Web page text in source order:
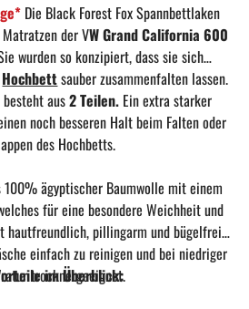
Die Black Forest Fox Spannbettlaken
der VW Grand California 600
wurden so konzipiert, dass sie sich
Hochbettsauber zusammenfalten lassen.
besteht aus2 Teilen. Ein extra starker
noch besseren Halt beim Falten oder
des Hochbetts.
ägyptischer Baumwolle mit einem
für eine besondere Weichheit und
hautfreundlich, pillingarm und bügelfrei,
einfach zu reinigen und bei niedriger
trocknergeeignet.
im Überblick: